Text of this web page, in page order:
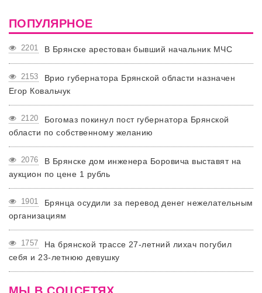
ПОПУЛЯРНОЕ
2201 В Брянске арестован бывший начальник МЧС
2153
Врио губернатора Брянской области назначен
Егор Ковальчук
2120
Богомаз покинул пост губернатора Брянской
области по собственному желанию
2076
В Брянске дом инженера Боровича выставят на
аукцион по цене 1 рубль
1901
Брянца осудили за перевод денег нежелательным
организациям
1757
На брянской трассе 27-летний лихач погубил
себя и 23-летнюю девушку